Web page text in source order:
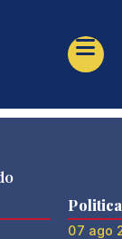
Politica
07 ago